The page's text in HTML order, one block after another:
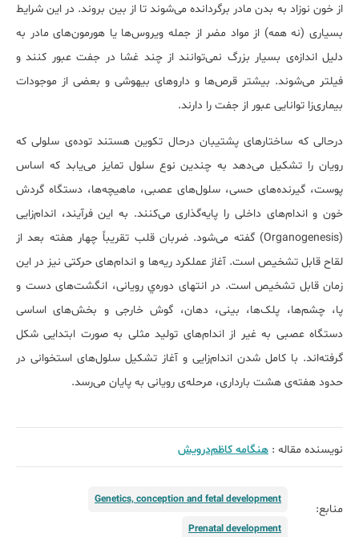
از خون نوزاد به بدن مادر برگردانده می‌شوند تا از بین بروند. در این شرایط
بسیاری (نه همه) از مواد مضر از جمله ویروس‌ها یا هورمون‌های مادر به
دلیل اندازه‌ی بسیار بزرگ نمی‌توانند از چند غشا در جفت عبور کنند و
فیلتر می‌شوند. بیشتر قرص‌ها و داروهای بیهوشی و بعضی از موجودات
بیماری‌زا توانایی عبور از جفت را دارند.
درحالی که ساختارهای پشتیبان درحال تکوین هستند توده‌ی سلولی که
رویان را تشکیل می‌دهد به چندین نوع سلول تمایز می‌یابد که اساس
پوست، گیرنده‌های حسی، سلول‌های عصبی، ماهیچه‌ها، دستگاه گردش
خون و اندام‌های داخلی را پایه‌گذاری می‌کنند. به این فرآیند، اندام‌زایی
(Organogenesis) گفته می‌شود. ضربان قلب تقریباً چهار هفته بعد از
لقاح قابل تشخیص است. آغاز عملکرد ریه‌ها و اندام‌های حرکتی نیز در این
زمان قابل تشخیص است. در انتهای دوره‌ي رویانی، انگشت‌های دست و
پا، چشم‌ها، پلک‌ها، بینی، دهان، گوش خارجی و بخش‌های اساسی
دستگاه عصبی به غیر از اندام‌های تولید مثلی به صورت ابتدایی شکل
گرفته‌اند. با کامل شدن اندام‌زایی و آغاز تشکیل سلول‌های استخوانی در
حدود هفته‌ی هشت بارداری، مرحله‌ی رویانی به پایان می‌رسد.
نویسنده مقاله : هنگامه کاظم‌درویش
منابع:
Genetics, conception and fetal development
Prenatal development